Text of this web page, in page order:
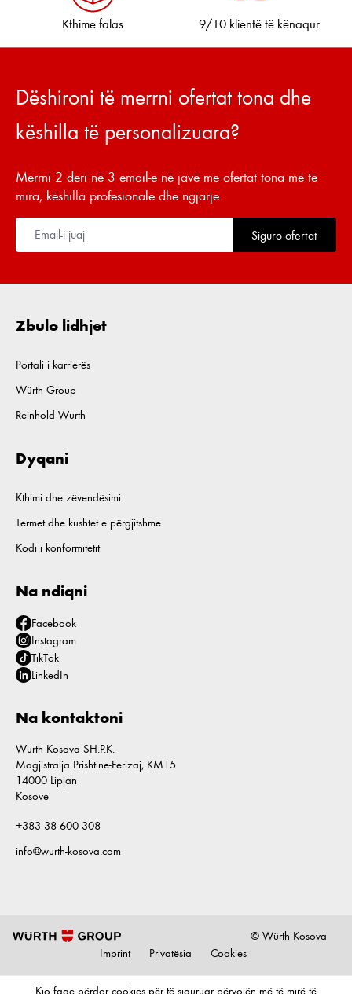
Kthime falas 9/10 klientë të kënaqur
Dëshironi të merrni ofertat tona dhe
këshilla të personalizuara?
Merrni 2 deri në 3 email-e në javë me ofertat tona më të
mira, këshilla profesionale dhe ngjarje.
Siguro ofertat
Zbulo lidhjet
Portali i karrierës
Würth Group
Reinhold Würth
Dyqani
Kthimi dhe zëvendësimi
Termet dhe kushtet e përgjitshme
Kodi i konformitetit
Na ndiqni
Facebook
Instagram
TikTok
LinkedIn
Na kontaktoni
Wurth Kosova SH.P.K.
Magjistralja Prishtine-Ferizaj, KM15
14000 Lipjan
Kosovë
+383 38 600 308
info@wurth-kosova.com
© Würth Kosova
Imprint
Privatësia Cookies
Kjo faqe përdor cookies për të siguruar përvojën më të mirë të